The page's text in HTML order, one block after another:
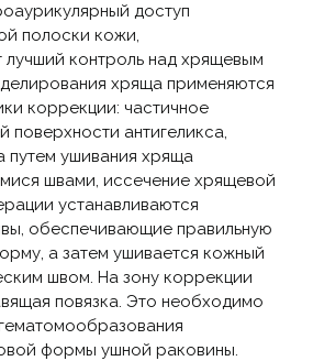
доступ
полоски кожи,
лучший контроль над хрящевым
хряща применяются
коррекции: частичное
поверхности антигеликса,
путем ушивания хряща
швами, иссечение хрящевой
устанавливаются
обеспечивающие правильную
а затем ушивается кожный
швом. На зону коррекции
повязка. Это необходимо
формы ушной раковины.